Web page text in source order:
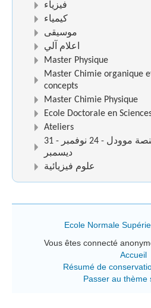
فيزياء
كيمياء
موسيقى
اعلام آلي
Master Physique
Master Chimie organique
concepts
Master Chimie Physique
Ecole Doctorale en
Ateliers
دورات تكوينية على منصة موودل - 24 نوفمبر - 31
ديسمبر
علوم فيزيائية
Ecole Normale
Vous êtes connecté
Accueil
Résumé de
Passer au thème